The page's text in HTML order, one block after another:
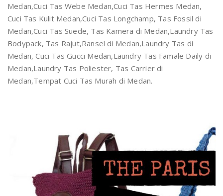
Medan,Cuci Tas Webe Medan,Cuci Tas Hermes Medan,
Cuci Tas Kulit Medan,Cuci Tas Longchamp, Tas Fossil di
Medan,Cuci Tas Suede, Tas Kamera di Medan,Laundry Tas
Bodypack, Tas Rajut,Ransel di Medan,Laundry Tas di
Medan, Cuci Tas Gucci Medan,Laundry Tas Famale Daily di
Medan,Laundry Tas Poliester, Tas Carrier di
Medan,Tempat Cuci Tas Murah di Medan.